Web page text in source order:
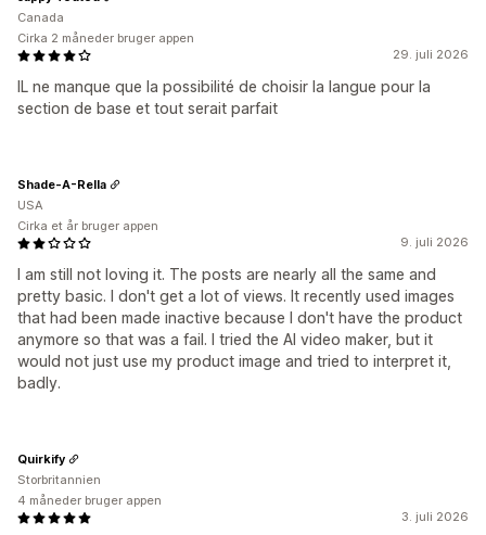
29. juli 2026
IL ne manque que la possibilité de choisir la langue pour la
section de base et tout serait parfait
Canada
Cirka 2 måneder bruger appen
9. juli 2026
I am still not loving it. The posts are nearly all the same and
pretty basic. I don't get a lot of views. It recently used images
that had been made inactive because I don't have the product
anymore so that was a fail. I tried the AI video maker, but it
would not just use my product image and tried to interpret it,
badly.
Shade-A-Rella
USA
Cirka et år bruger appen
3. juli 2026
Quirkify
Storbritannien
4 måneder bruger appen